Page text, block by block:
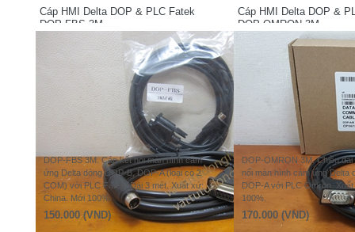
Cáp HMI Delta DOP & PLC Fatek
DOP-FBS 3M
DOP-FBS 3M. Cáp kết nối màn hình cảm
ứng Delta dòng DOP-B, DOP-A (loại có 2
COM) với PLC Fatek. Dài 3 mét. Xuất xứ:
China. Mới 100%.
150.000 (VND)
Cáp HMI Delta DOP &
DOP-OMRON 3M
DOP-OMRON 3M. Chiều
nối màn hình cảm ứng Delta
DOP-A với PLC Omron.
100%.
170.000 (VND)